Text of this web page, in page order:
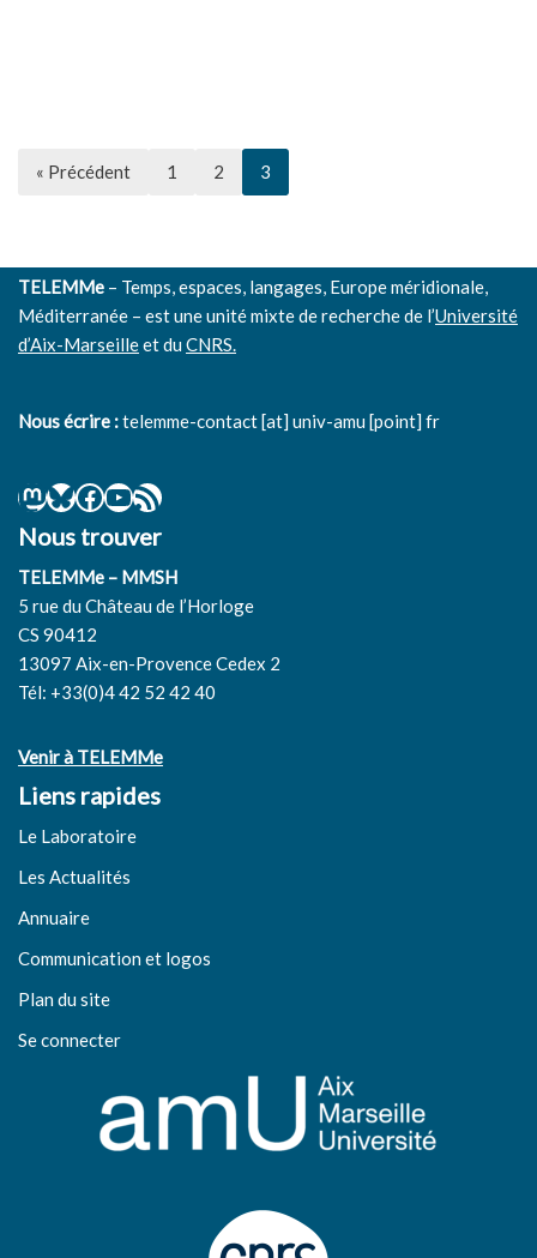
« Précédent 1 2 3
TELEMMe – Temps, espaces, langages, Europe méridionale,
Méditerranée – est une unité mixte de recherche de l’Université
d’Aix-Marseilleet duCNRS.
Nous écrire :telemme-contact [at] univ-amu [point] fr
Nous trouver
TELEMMe – MMSH
5 rue du Château de l’Horloge
CS 90412
13097 Aix-en-Provence Cedex 2
Tél: +33(0)4 42 52 42 40
Venir à TELEMMe
Liens rapides
Le Laboratoire
Les Actualités
Annuaire
Communication et logos
Plan du site
Se connecter